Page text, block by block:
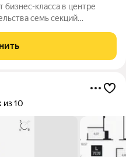
секций
от машин. С верхних
из 10